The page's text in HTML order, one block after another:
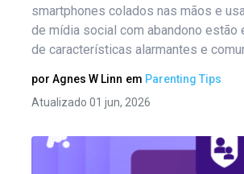
smartphones colados nas mãos e
de mídia social com abandono estão
de características alarmantes e
por Agnes W Linn em Parenting Tips
Atualizado 01 jun, 2026